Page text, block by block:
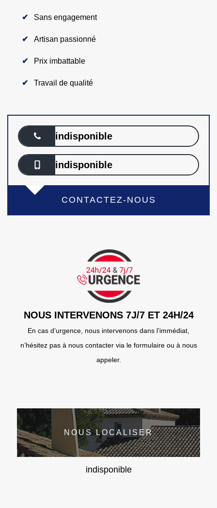
Sans engagement
Artisan passionné
Prix imbattable
Travail de qualité
indisponible
indisponible
CONTACTEZ-NOUS
NOUS INTERVENONS 7J/7 ET 24H/24
En cas d’urgence, nous intervenons dans l’immédiat,
n’hésitez pas à nous contacter via le formulaire ou à nous
appeler.
NOUS LOCALISER
indisponible